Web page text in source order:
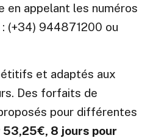
en appelant les numéros
(+34) 944871200 ou
et adaptés aux
Des forfaits de
pour différentes
53,25€, 8 jours pour